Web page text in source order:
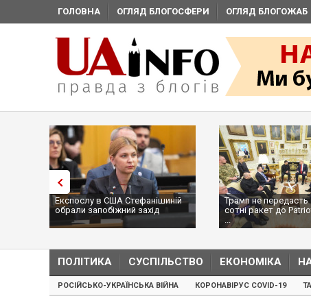
ГОЛОВНА ОГЛЯД БЛОГОСФЕРИ ОГЛЯД БЛОГОЖАБ
Експослу в США Стефанішиній
обрали запобіжний захід
Трамп не передасть
сотні ракет до
...
ПОЛІТИКА СУСПІЛЬСТВО ЕКОНОМІКА
РОСІЙСЬКО-УКРАЇНСЬКА ВІЙНА КОРОНАВІРУС COVID-19